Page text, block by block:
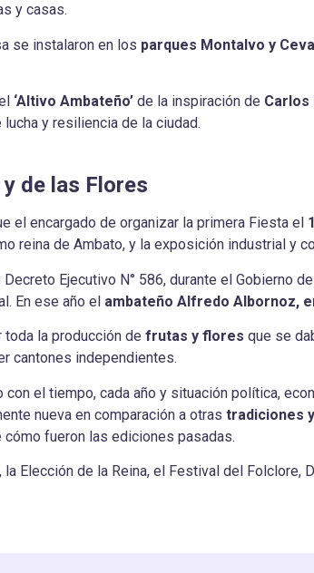
y casas.
se instalaron en los parques Montalvo y
‘Altivo Ambateño’ de la inspiración de Carlos
y resiliencia de la ciudad.
de las Flores
el encargado de organizar la primera Fiesta el
reina de Ambato, y la exposición industrial y
Ejecutivo N° 586, durante el Gobierno de
En ese año el ambateño Alfredo Albornoz,
toda la producción de frutas y flores que se
cantones independientes.
el tiempo, cada año y situación política,
nueva en comparación a otras tradiciones
fueron las ediciones pasadas.
la Elección de la Reina, el Festival del